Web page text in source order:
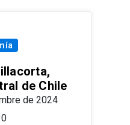
de Chile
de 2024